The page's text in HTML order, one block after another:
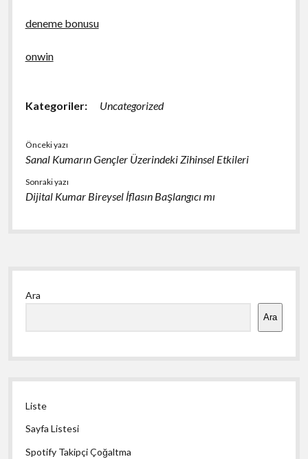
deneme bonusu
onwin
Kategoriler: Uncategorized
Önceki yazı
Sanal Kumarın Gençler Üzerindeki Zihinsel Etkileri
Sonraki yazı
Dijital Kumar Bireysel İflasın Başlangıcı mı
Yan
Menü
Ara
Ara
Liste
Sayfa Listesi
Spotify Takipçi Çoğaltma